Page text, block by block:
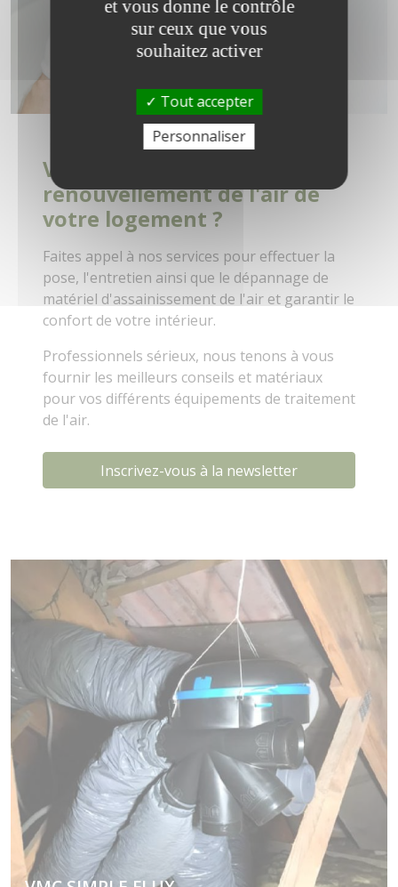
Vous souhaitez permettre le
renouvellement de l'air de
votre logement ?
Faites appel à nos services pour effectuer la
pose, l'entretien ainsi que le dépannage de
matériel d'assainissement de l'air et garantir le
confort de votre intérieur.
Professionnels sérieux, nous tenons à vous
fournir les meilleurs conseils et matériaux
pour vos différents équipements de traitement
de l'air.
Inscrivez-vous à la newsletter
et vous donne le contrôle
sur ceux que vous
souhaitez activer
Tout accepter
Personnaliser